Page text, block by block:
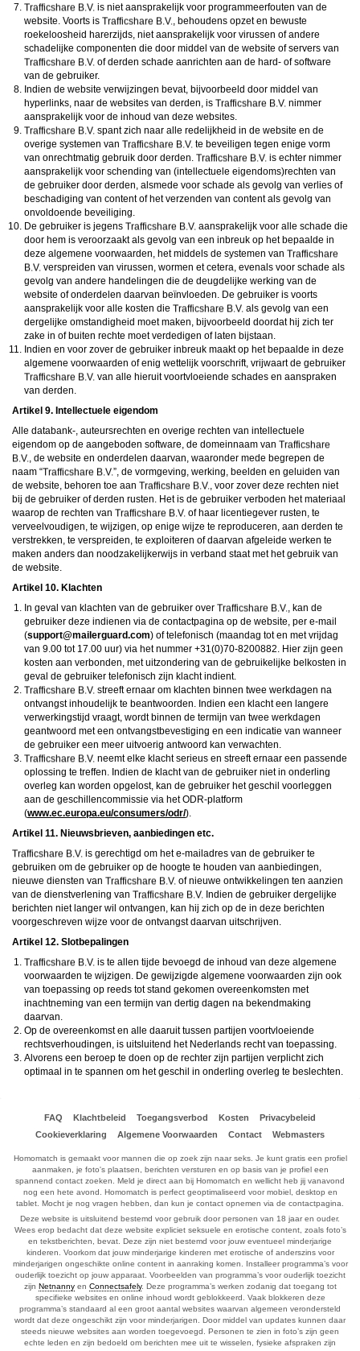
is niet aansprakelijk voor programmeerfouten van de
website. Voorts is
, behoudens opzet en bewuste
roekeloosheid harerzijds, niet aansprakelijk voor virussen of andere
schadelijke componenten die door middel van de website of servers van
of derden schade aanrichten aan de hard- of software
van de gebruiker.
Indien de website verwijzingen bevat, bijvoorbeeld door middel van
hyperlinks, naar de websites van derden, is
nimmer
aansprakelijk voor de inhoud van deze websites.
spant zich naar alle redelijkheid in de website en de
overige systemen van
te beveiligen tegen enige vorm
van onrechtmatig gebruik door derden.
is echter nimmer
aansprakelijk voor schending van (intellectuele eigendoms)rechten van
de gebruiker door derden, alsmede voor schade als gevolg van verlies of
beschadiging van content of het verzenden van content als gevolg van
onvoldoende beveiliging.
De gebruiker is jegens
aansprakelijk voor alle schade die
door hem is veroorzaakt als gevolg van een inbreuk op het bepaalde in
deze algemene voorwaarden, het middels de systemen van
verspreiden van virussen, wormen et cetera, evenals voor schade als
gevolg van andere handelingen die de deugdelijke werking van de
website of onderdelen daarvan beïnvloeden. De gebruiker is voorts
aansprakelijk voor alle kosten die
als gevolg van een
dergelijke omstandigheid moet maken, bijvoorbeeld doordat hij zich ter
zake in of buiten rechte moet verdedigen of laten bijstaan.
Indien en voor zover de gebruiker inbreuk maakt op het bepaalde in deze
algemene voorwaarden of enig wettelijk voorschrift, vrijwaart de gebruiker
van alle hieruit voortvloeiende schades en aanspraken
van derden.
Artikel 9. Intellectuele eigendom
Alle databank-, auteursrechten en overige rechten van intellectuele
eigendom op de aangeboden software, de domeinnaam van
, de website en onderdelen daarvan, waaronder mede begrepen de
naam “
”, de vormgeving, werking, beelden en geluiden van
de website, behoren toe aan
, voor zover deze rechten niet
bij de gebruiker of derden rusten. Het is de gebruiker verboden het materiaal
waarop de rechten van
of haar licentiegever rusten, te
verveelvoudigen, te wijzigen, op enige wijze te reproduceren, aan derden te
verstrekken, te verspreiden, te exploiteren of daarvan afgeleide werken te
maken anders dan noodzakelijkerwijs in verband staat met het gebruik van
de website.
Artikel 10. Klachten
In geval van klachten van de gebruiker over
, kan de
gebruiker deze indienen via de contactpagina op de website, per e-mail
(moc.draugreliam@troppus) of telefonisch (maandag tot en met vrijdag
van 9.00 tot 17.00 uur) via het nummer +31(0)70-8200882. Hier zijn geen
kosten aan verbonden, met uitzondering van de gebruikelijke belkosten in
geval de gebruiker telefonisch zijn klacht indient.
streeft ernaar om klachten binnen twee werkdagen na
ontvangst inhoudelijk te beantwoorden. Indien een klacht een langere
verwerkingstijd vraagt, wordt binnen de termijn van twee werkdagen
geantwoord met een ontvangstbevestiging en een indicatie van wanneer
de gebruiker een meer uitvoerig antwoord kan verwachten.
neemt elke klacht serieus en streeft ernaar een passende
oplossing te treffen. Indien de klacht van de gebruiker niet in onderling
overleg kan worden opgelost, kan de gebruiker het geschil voorleggen
aan de geschillencommissie via het ODR-platform
(www.ec.europa.eu/consumers/odr/).
Artikel 11. Nieuwsbrieven, aanbiedingen etc.
is gerechtigd om het e-mailadres van de gebruiker te
gebruiken om de gebruiker op de hoogte te houden van aanbiedingen,
nieuwe diensten van
of nieuwe ontwikkelingen ten aanzien
van de dienstverlening van
Indien de gebruiker dergelijke
berichten niet langer wil ontvangen, kan hij zich op de in deze berichten
voorgeschreven wijze voor de ontvangst daarvan uitschrijven.
Artikel 12. Slotbepalingen
is te allen tijde bevoegd de inhoud van deze algemene
voorwaarden te wijzigen. De gewijzigde algemene voorwaarden zijn ook
van toepassing op reeds tot stand gekomen overeenkomsten met
inachtneming van een termijn van dertig dagen na bekendmaking
daarvan.
Op de overeenkomst en alle daaruit tussen partijen voortvloeiende
rechtsverhoudingen, is uitsluitend het Nederlands recht van toepassing.
Alvorens een beroep te doen op de rechter zijn partijen verplicht zich
optimaal in te spannen om het geschil in onderling overleg te beslechten.
FAQ Klachtbeleid Toegangsverbod Kosten
Privacybeleid
Cookieverklaring
Algemene Voorwaarden Contact Webmasters
Homomatch is gemaakt voor mannen die op zoek zijn naar seks. Je kunt gratis een profiel
aanmaken, je foto's plaatsen, berichten versturen en op basis van je profiel een
spannend contact zoeken. Meld je direct aan bij Homomatch en wellicht heb jij vanavond
nog een hete avond. Homomatch is perfect geoptimaliseerd voor mobiel, desktop en
tablet. Mocht je nog vragen hebben, dan kun je contact opnemen via de contactpagina.
Deze website is uitsluitend bestemd voor gebruik door personen van 18 jaar en ouder.
Wees erop bedacht dat deze website expliciet seksuele en erotische content, zoals foto’s
en tekstberichten, bevat. Deze zijn niet bestemd voor jouw eventueel minderjarige
kinderen. Voorkom dat jouw minderjarige kinderen met erotische of anderszins voor
minderjarigen ongeschikte online content in aanraking komen. Installeer programma’s voor
ouderlijk toezicht op jouw apparaat. Voorbeelden van programma’s voor ouderlijk toezicht
zijn Netnannyen Connectsafely. Deze programma’s werken zodanig dat toegang tot
specifieke websites en online inhoud wordt geblokkeerd. Vaak blokkeren deze
programma’s standaard al een groot aantal websites waarvan algemeen verondersteld
wordt dat deze ongeschikt zijn voor minderjarigen. Door middel van updates kunnen daar
steeds nieuwe websites aan worden toegevoegd. Personen te zien in foto’s zijn geen
echte leden en zijn bedoeld om berichten mee uit te wisselen, fysieke afspraken zijn